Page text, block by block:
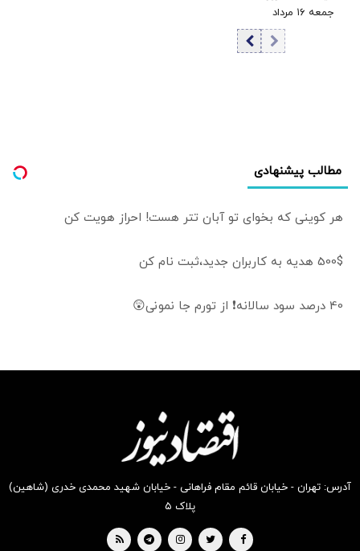
القا می‌شود که
رهبری گفته‌اند
«اصلاً مذاکره
جمعه ۱۶ مرداد
۱۴۰۵/ افزایش قیمت
مطالب پیشنهادی
هر کوینی که بخوای تو آبان تتر هست! احراز هویت کن
500$ هدیه به کاربران جدید،ثبت نام کن
40 درصد سود سالانه❗ از تورم جا نمونی😲
آدرس: تهران - خیابان قائم مقام فراهانی - خیابان شهید محمدی خدری (شاهین)
پلاک ۵